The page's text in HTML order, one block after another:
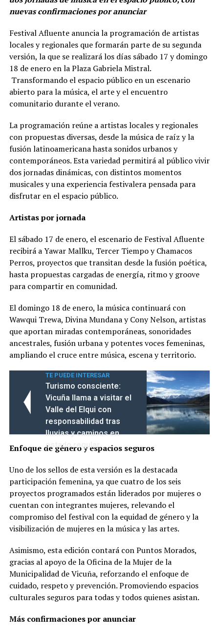
nuevas confirmaciones por anunciar
Festival Afluente anuncia la programación de artistas
locales y regionales que formarán parte de su segunda
versión, la que se realizará los días sábado 17 y domingo
18 de enero en la Plaza Gabriela Mistral.
Transformando el espacio público en un escenario
abierto para la música, el arte y el encuentro
comunitario durante el verano.
La programación reúne a artistas locales y regionales
con propuestas diversas, desde la música de raíz y la
fusión latinoamericana hasta sonidos urbanos y
contemporáneos. Esta variedad permitirá al público vivir
dos jornadas dinámicas, con distintos momentos
musicales y una experiencia festivalera pensada para
disfrutar en el espacio público.
Artistas por jornada
El sábado 17 de enero, el escenario de Festival Afluente
recibirá a Yawar Mallku, Tercer Tiempo y Chamacos
Perros, proyectos que transitan desde la fusión poética,
hasta propuestas cargadas de energía, ritmo y groove
para compartir en comunidad.
El domingo 18 de enero, la música continuará con
Wawqui Trewa, Divina Mundana y Cony Nelson, artistas
que aportan miradas contemporáneas, sonoridades
ancestrales, fusión urbana y potentes voces femeninas,
ampliando el cruce entre música, escena y territorio.
TE PUEDE INTERESAR
Turismo consciente:
Vicuña llama a visitar el
Valle del Elqui con
responsabilidad tras
lluvias y caminos en
estado regular
Enfoque de género y espacios seguros
Uno de los sellos de esta versión es la destacada
participación femenina, ya que cuatro de los seis
proyectos programados están liderados por mujeres o
cuentan con integrantes mujeres, relevando el
compromiso del festival con la equidad de género y la
visibilización de mujeres en la música y las artes.
Asimismo, esta edición contará con Puntos Morados,
gracias al apoyo de la Oficina de la Mujer de la
Municipalidad de Vicuña, reforzando el enfoque de
cuidado, respeto y prevención. Promoviendo espacios
culturales seguros para todas y todos quienes asistan.
Más confirmaciones por anunciar